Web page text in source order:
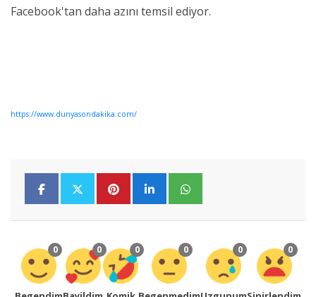
Facebook'tan daha azını temsil ediyor.
https://www.dunyasondakika.com/
0 0 0 0 0 0